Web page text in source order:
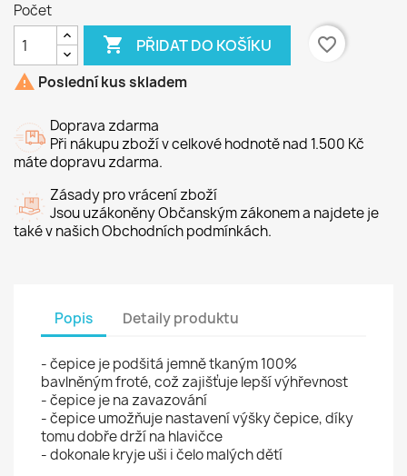
Počet
 PŘIDAT DO KOŠÍKU
favorite_border
 Poslední kus skladem
Doprava zdarma
Při nákupu zboží v celkové hodnotě nad 1.500 Kč
máte dopravu zdarma.
Zásady pro vrácení zboží
Jsou uzákoněny Občanským zákonem a najdete je
také v našich Obchodních podmínkách.
Popis Detaily produktu
- čepice je podšitá jemně tkaným 100%
bavlněným froté, což zajišťuje lepší výhřevnost
- čepice je na zavazování
- čepice umožňuje nastavení výšky čepice, díky
tomu dobře drží na hlavičce
- dokonale kryje uši i čelo malých dětí